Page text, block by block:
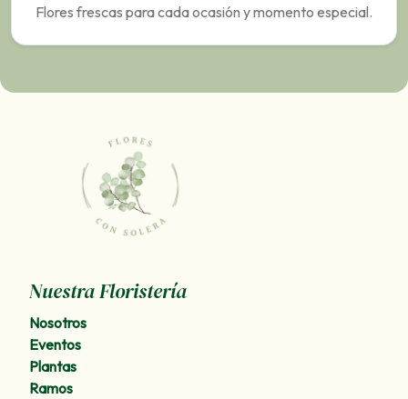
Flores frescas para cada ocasión y momento especial.
Nuestra Floristería
Nosotros
Eventos
Plantas
Ramos